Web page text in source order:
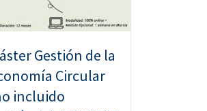
Gestión de la
Circular
incluido